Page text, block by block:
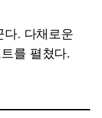
다. 다채로운
를 펼쳤다.